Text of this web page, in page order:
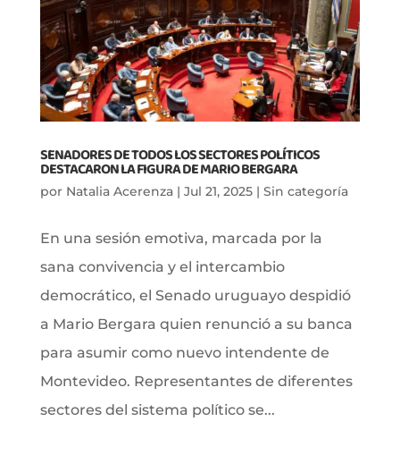
SENADORES DE TODOS LOS SECTORES POLÍTICOS
DESTACARON LA FIGURA DE MARIO BERGARA
por Natalia Acerenza| Jul 21, 2025| Sin categoría
En una sesión emotiva, marcada por la
sana convivencia y el intercambio
democrático, el Senado uruguayo despidió
a Mario Bergara quien renunció a su banca
para asumir como nuevo intendente de
Montevideo. Representantes de diferentes
sectores del sistema político se...